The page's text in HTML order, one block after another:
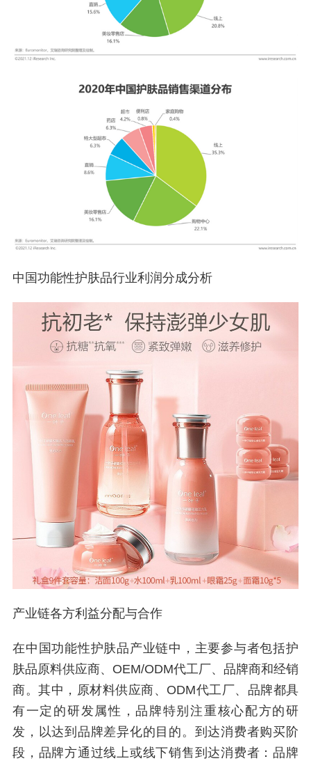
中国功能性护肤品行业利润分成分析
产业链各方利益分配与合作
在中国功能性护肤品产业链中，主要参与者包括护
肤品原料供应商、OEM/ODM代工厂、品牌商和经销
商。其中，原材料供应商、ODM代工厂、品牌都具
有一定的研发属性，品牌特别注重核心配方的研
发，以达到品牌差异化的目的。到达消费者购买阶
段，品牌方通过线上或线下销售到达消费者：品牌